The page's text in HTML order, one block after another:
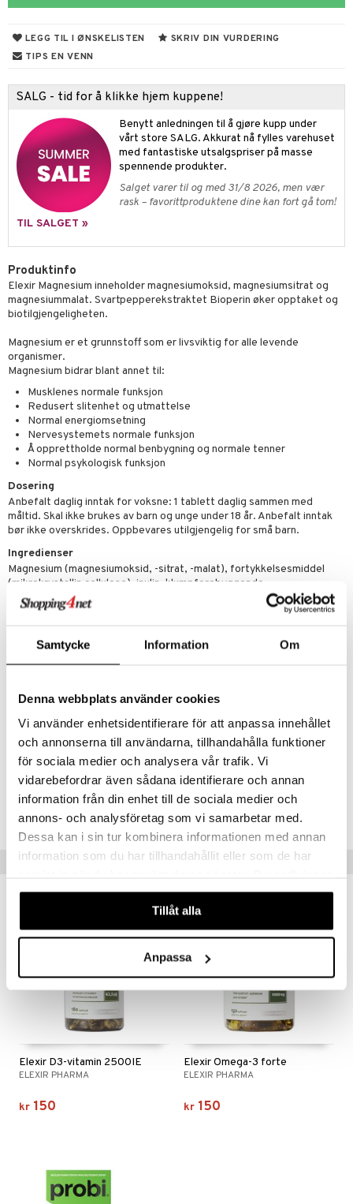
Samtycke Information Om
Denna webbplats använder cookies
Vi använder enhetsidentifierare för att anpassa innehållet
och annonserna till användarna, tillhandahålla funktioner
för sociala medier och analysera vår trafik. Vi
vidarebefordrar även sådana identifierare och annan
information från din enhet till de sociala medier och
annons- och analysföretag som vi samarbetar med.
Dessa kan i sin tur kombinera informationen med annan
information som du har tillhandahållit eller som de har
våra cookies vid fortsatt användande av vår webbplats.
Tillåt alla
Anpassa
LEGG TIL I ØNSKELISTEN
SKRIV DIN VURDERING
TIPS EN VENN
SALG - tid for å klikke hjem kuppene!
Benytt anledningen til å gjøre kupp under
vårt store SALG. Akkurat nå fylles varehuset
med fantastiske utsalgspriser på masse
spennende produkter.
Salget varer til og med 31/8 2026, men vær
rask – favorittproduktene dine kan fort gå tom!
TIL SALGET »
Produktinfo
Elexir Magnesium inneholder magnesiumoksid, magnesiumsitrat og
magnesiummalat. Svartpepperekstraktet Bioperin øker opptaket og
biotilgjengeligheten.
Magnesium er et grunnstoff som er livsviktig for alle levende
organismer.
Magnesium bidrar blant annet til:
Musklenes normale funksjon
Redusert slitenhet og utmattelse
Normal energiomsetning
Nervesystemets normale funksjon
Å opprettholde normal benbygning og normale tenner
Normal psykologisk funksjon
Dosering
Anbefalt daglig inntak for voksne: 1 tablett daglig sammen med
måltid. Skal ikke brukes av barn og unge under 18 år. Anbefalt inntak
bør ikke overskrides. Oppbevares utilgjengelig for små barn.
Ingredienser
Magnesium (magnesiumoksid, -sitrat, -malat), fortykkelsesmiddel
(mikrokrystallin cellulose), inulin, klumpforebyggende
(kalsiumfosfater), stabiliseringsmiddel (tverrbundet
carboxymethylcellulose), fortykkelsesmiddel (magnesiumstearat),
overflatebehandlingsmiddel (hydroxypropylmethylcellulose).
Inneholder ingen farge-, smak- eller konserveringsmiddel. Også fri for
GMO og bestrålte ingredienser.
Innhold per dagsdose om 1 tablett (DRI%)
Magnesium (magnesiumoxid, -citrat, -malat)
Vitamin B6
3,7 mg (264%)
Svartpepparextrakt (Bioperine®)
1,5 mg ej fastställt
* Dagligt referensintag (DRI)
Artikkelnr.
HM3M0-EN-120
Tips til deg
Elexir D3-vitamin 2500IE
ELEXIR PHARMA
kr 150
Elexir Omega-3 forte
ELEXIR PHARMA
kr 150
& nøtter
& buljong
frøpasta
& uro
fot
dusj & såpe
oljer
tenner
uten sol
K
& svar